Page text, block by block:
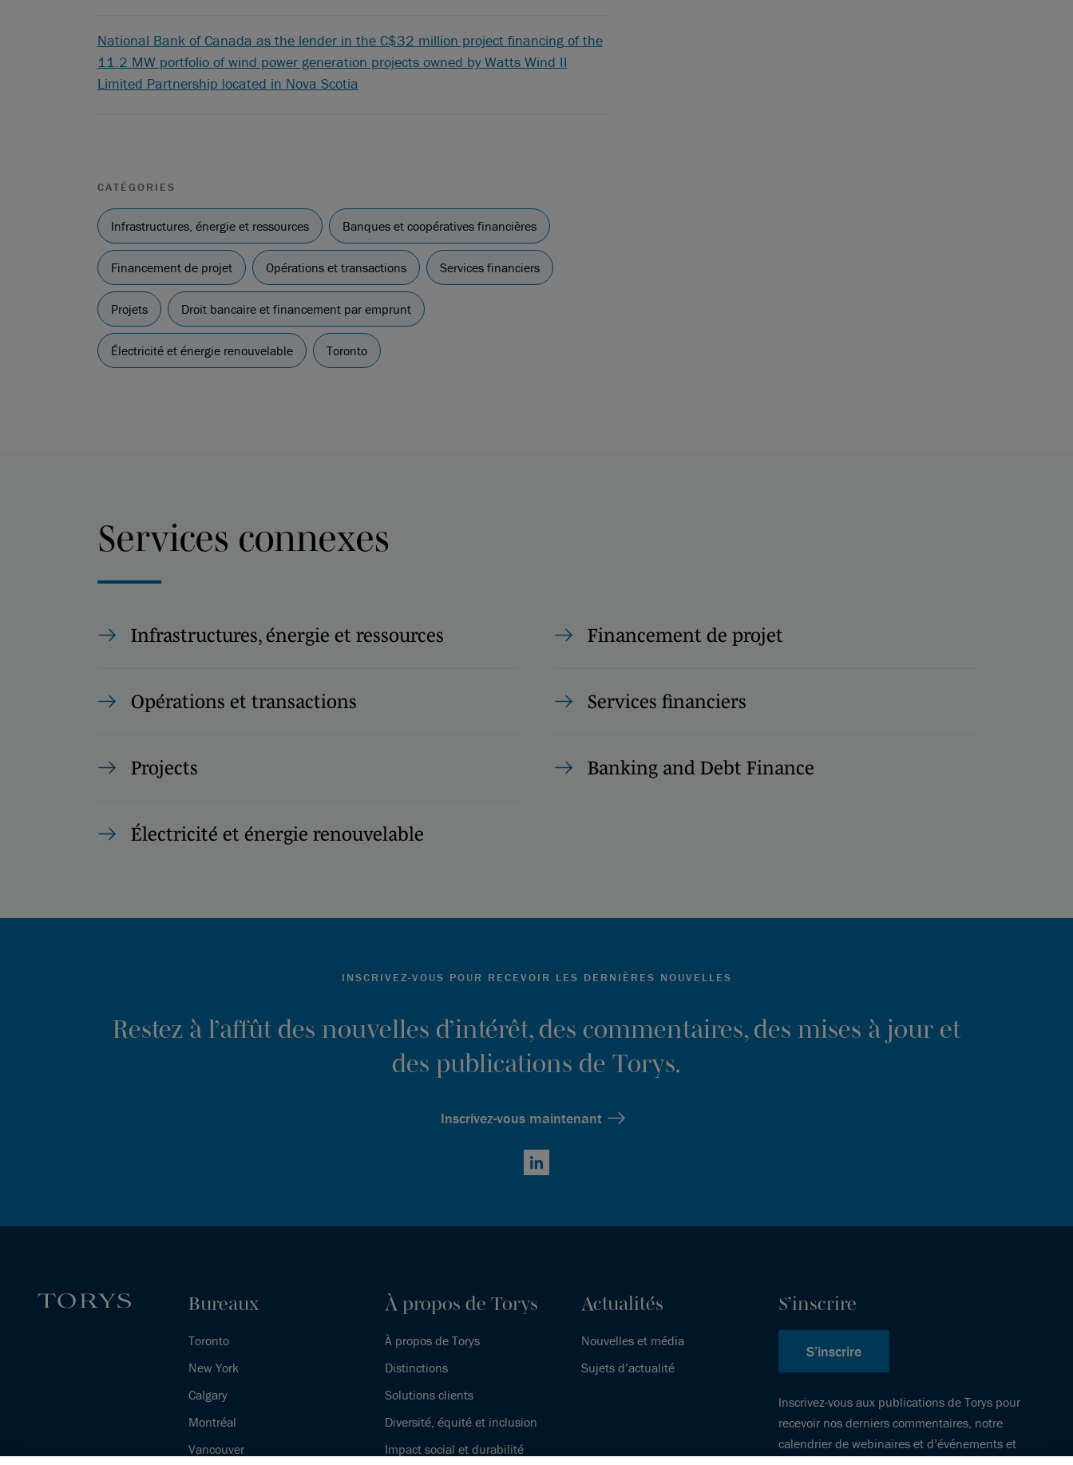
National Bank of Canada as the lender in the C$32 million project financing of the
11.2 MW portfolio of wind power generation projects owned by Watts Wind II
Limited Partnership located in Nova Scotia
CATÉGORIES
Infrastructures, énergie et ressources Banques et coopératives financières
Financement de projet Opérations et transactions Services financiers
Projets Droit bancaire et financement par emprunt
Électricité et énergie renouvelable Toronto
Services connexes
Infrastructures, énergie et ressources Financement de projet
Opérations et transactions Services financiers
Projects Banking and Debt Finance
Électricité et énergie renouvelable
INSCRIVEZ-VOUS POUR RECEVOIR LES DERNIÈRES NOUVELLES
Restez à l’affût des nouvelles d’intérêt, des commentaires, des mises à jour et
des publications de Torys.
Inscrivez-vous maintenant
LinkedIn
Bureaux
Toronto
New York
Calgary
Montréal
Vancouver
À propos de Torys
À propos de Torys
Distinctions
Solutions clients
Diversité, équité et inclusion
Impact social et durabilité
Actualités
Nouvelles et média
Sujets d’actualité
S’inscrire
S’inscrire
Inscrivez-vous aux publications de Torys pour
recevoir nos derniers commentaires, notre
calendrier de webinaires et d’événements et